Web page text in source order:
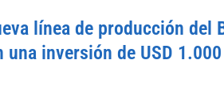
línea de producción del
una inversión de USD 1.000